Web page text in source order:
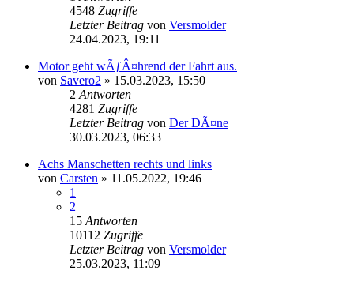
4548 Zugriffe
Letzter Beitrag von Versmolder
24.04.2023, 19:11
Motor geht wÃƒÂ¤hrend der Fahrt aus.
von Savero2 » 15.03.2023, 15:50
2 Antworten
4281 Zugriffe
Letzter Beitrag von Der DÃ¤ne
30.03.2023, 06:33
Achs Manschetten rechts und links
von Carsten » 11.05.2022, 19:46
1
2
15 Antworten
10112 Zugriffe
Letzter Beitrag von Versmolder
25.03.2023, 11:09